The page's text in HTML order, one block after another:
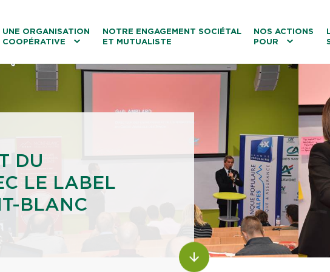
UNE ORGANISATION
COOPÉRATIVE
Caisses Locales
NOTRE ENGAGEMENT SOCIÉTAL
ET MUTUALISTE
NOS ACTIONS
POUR
Le tourisme
Les transitions
La biodiversité
DU
LE LABEL
BLANC